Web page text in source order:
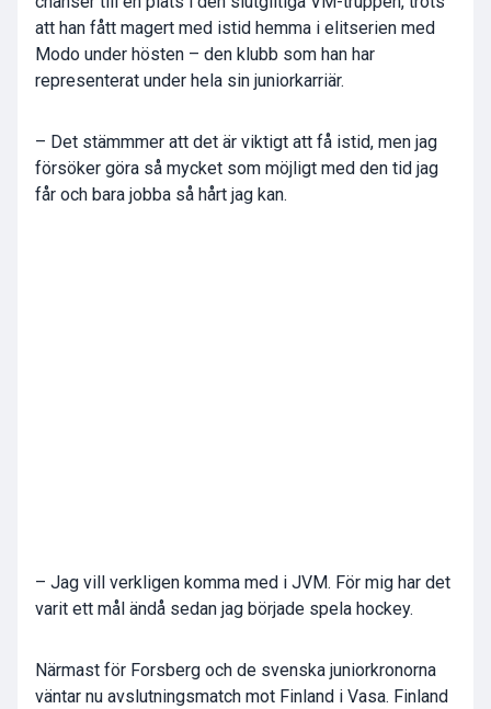
att han fått magert med istid hemma i elitserien med
Modo under hösten – den klubb som han har
representerat under hela sin juniorkarriär.
– Det stämmmer att det är viktigt att få istid, men jag
försöker göra så mycket som möjligt med den tid jag
får och bara jobba så hårt jag kan.
– Jag vill verkligen komma med i JVM. För mig har det
varit ett mål ändå sedan jag började spela hockey.
Närmast för Forsberg och de svenska juniorkronorna
väntar nu avslutningsmatch mot Finland i Vasa. Finland